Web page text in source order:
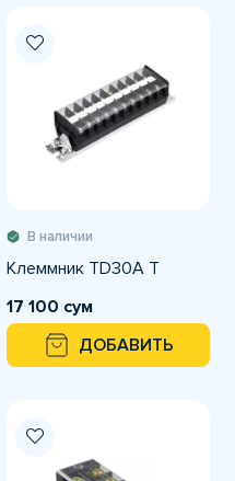
В наличии
Клеммник ТD30A T
17 100 сум
ДОБАВИТЬ